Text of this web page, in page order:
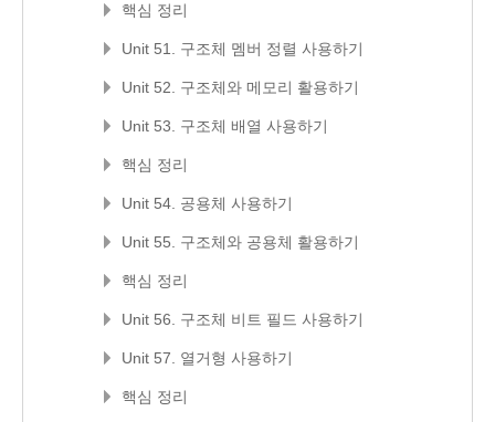
핵심 정리
Unit 51. 구조체 멤버 정렬 사용하기
Unit 52. 구조체와 메모리 활용하기
Unit 53. 구조체 배열 사용하기
핵심 정리
Unit 54. 공용체 사용하기
Unit 55. 구조체와 공용체 활용하기
핵심 정리
Unit 56. 구조체 비트 필드 사용하기
Unit 57. 열거형 사용하기
핵심 정리